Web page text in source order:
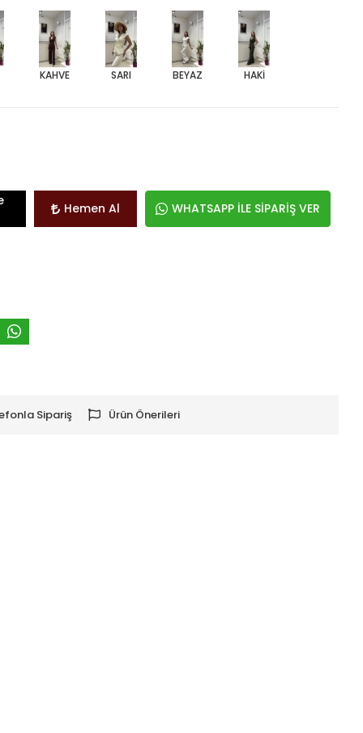
KAHVE SARI BEYAZ HAKİ
Hemen Al WHATSAPP İLE SİPARİŞ VER
Sipariş Ürün Önerileri